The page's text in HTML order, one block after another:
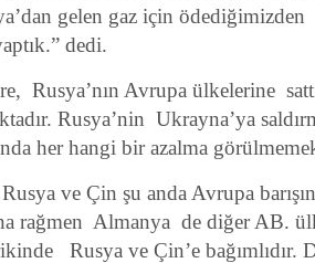
gelen gaz için ödediğimizden
dedi.
Rusya’nın Avrupa ülkelerine
Rusya’nin Ukrayna’ya
her hangi bir azalma
ve Çin şu anda Avrupa
rağmen Almanya de diğer AB.
Rusya ve Çin’e bağımlıdır.